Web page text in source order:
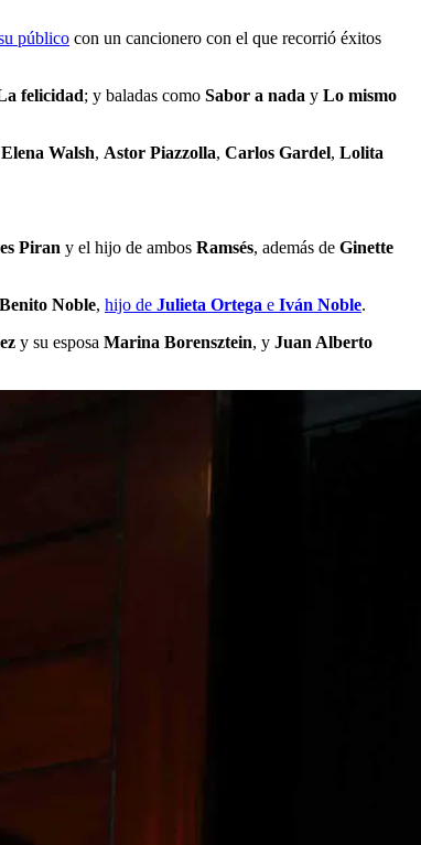
público con un cancionero con el que recorrió éxitos
felicidad; y baladas como Sabor a nada y Lo mismo
Walsh, Astor Piazzolla, Carlos Gardel, Lolita
Piran y el hijo de ambos Ramsés, además de Ginette
Benito Noble, hijo de Julieta Ortega e Iván Noble.
y su esposa Marina Borensztein, y Juan Alberto